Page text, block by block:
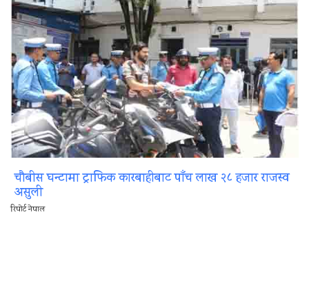
चौबीस घन्टामा ट्राफिक कारबाहीबाट पाँच लाख २८ हजार राजस्व
असुली
रिपोर्ट नेपाल